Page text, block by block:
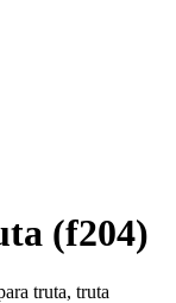
(f204)
truta, truta